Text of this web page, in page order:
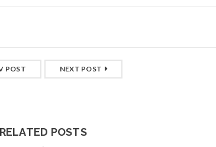
POST NEXT POST
RELATED POSTS